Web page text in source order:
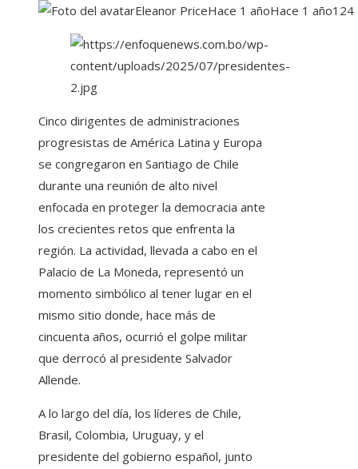
Eleanor PriceHace 1 añoHace 1 año124
Cinco dirigentes de administraciones
progresistas de América Latina y Europa
se congregaron en Santiago de Chile
durante una reunión de alto nivel
enfocada en proteger la democracia ante
los crecientes retos que enfrenta la
región. La actividad, llevada a cabo en el
Palacio de La Moneda, representó un
momento simbólico al tener lugar en el
mismo sitio donde, hace más de
cincuenta años, ocurrió el golpe militar
que derrocó al presidente Salvador
Allende.
A lo largo del día, los líderes de Chile,
Brasil, Colombia, Uruguay, y el
presidente del gobierno español, junto